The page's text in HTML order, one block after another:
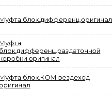
Муфта блок.дифференц.оригинал
Муфта
блок.дифференц.раздаточной
коробки оригинал
Муфта блок.КОМ вездеход
оригинал